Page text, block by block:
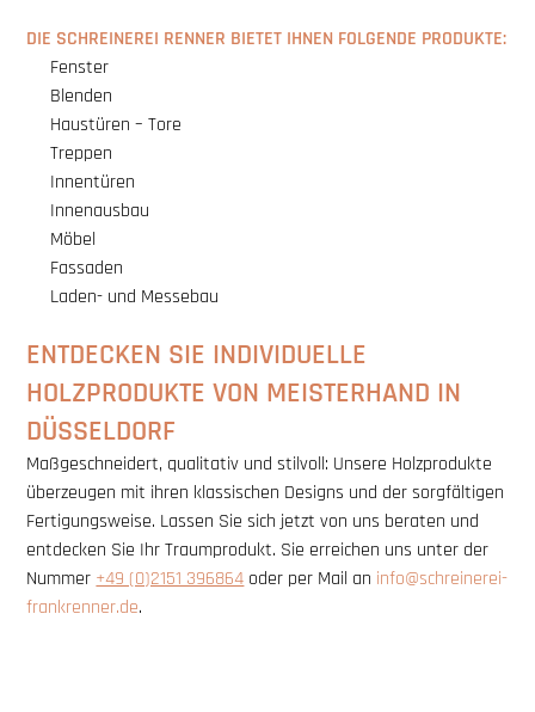
DIE SCHREINEREI RENNER BIETET IHNEN FOLGENDE PRODUKTE:
Fenster
Blenden
Haustüren – Tore
Treppen
Innentüren
Innenausbau
Möbel
Fassaden
Laden- und Messebau
ENTDECKEN SIE INDIVIDUELLE
HOLZPRODUKTE VON MEISTERHAND IN
DÜSSELDORF
Maßgeschneidert, qualitativ und stilvoll: Unsere Holzprodukte
überzeugen mit ihren klassischen Designs und der sorgfältigen
Fertigungsweise. Lassen Sie sich jetzt von uns beraten und
entdecken Sie Ihr Traumprodukt. Sie erreichen uns unter der
Nummer +49 (0)2151 396864 oder per Mail an info@schreinerei-
frankrenner.de.